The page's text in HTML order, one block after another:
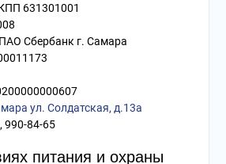
631301001
Сбербанк г. Самара
ул. Солдатская, д.13а
990-84-65
питания и охраны